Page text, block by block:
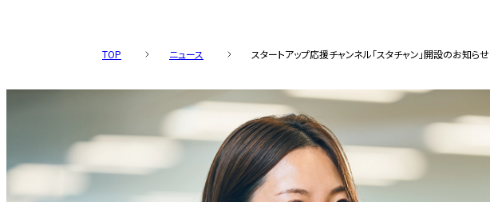
TOP ニュース スタートアップ応援チャンネル「スタチャン」開設のお知らせ